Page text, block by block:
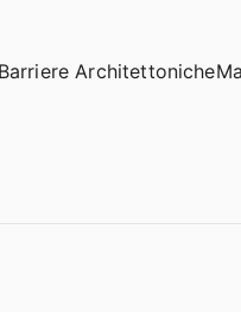
Barriere Architettoniche